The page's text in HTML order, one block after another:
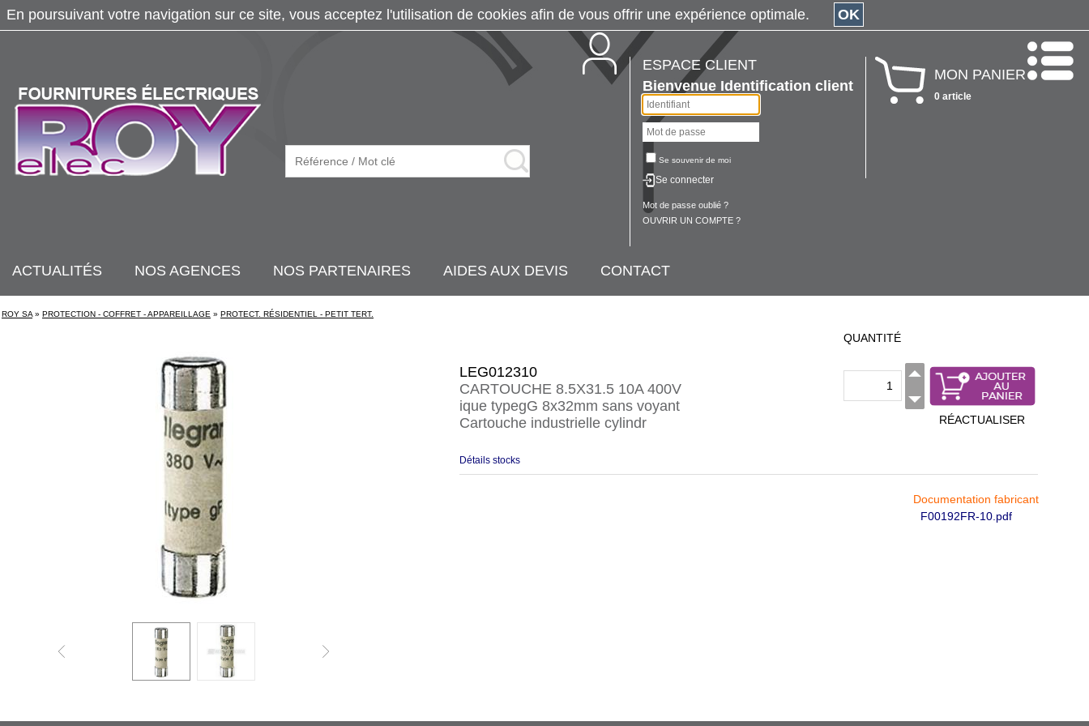
ESPACE CLIENT
Bienvenue Identification client
Se souvenir de moi
Se connecter
Mot de passe oublié ?
OUVRIR UN COMPTE ?
MON PANIER
0 article
ACTUALITÉS NOS AGENCES NOS PARTENAIRES AIDES AUX DEVIS CONTACT
ROY SA » PROTECTION - COFFRET - APPAREILLAGE » PROTECT. RÉSIDENTIEL - PETIT TERT.
LEG012310
CARTOUCHE 8.5X31.5 10A 400V
ique typegG 8x32mm sans voyant
Cartouche industrielle cylindr
QUANTITÉ
RÉACTUALISER
Détails stocks
Documentation fabricant
F00192FR-10.pdf
En poursuivant votre navigation sur ce site, vous acceptez l'utilisation de cookies afin de vous offrir une expérience optimale. OK